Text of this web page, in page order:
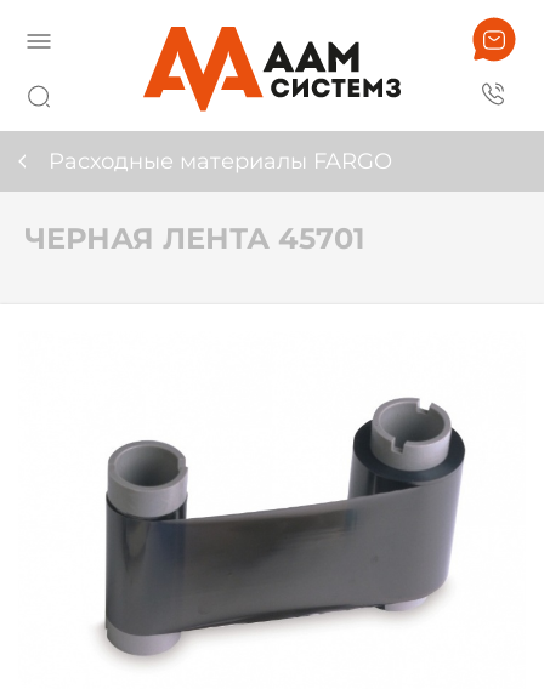
Расходные материалы FARGO
ЧЕРНАЯ ЛЕНТА 45701